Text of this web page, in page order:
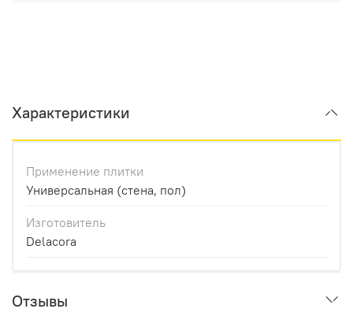
Характеристики
Применение плитки
Универсальная (стена, пол)
Изготовитель
Delacora
Отзывы